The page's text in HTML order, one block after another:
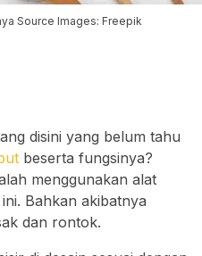
Source Images: Freepik
disini yang belum tahu
beserta fungsinya?
menggunakan alat
Bahkan akibatnya
dan rontok.